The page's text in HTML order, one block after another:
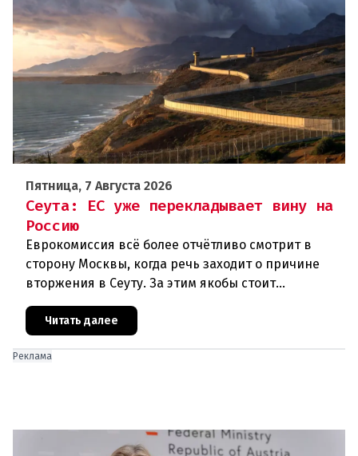
Пятница, 7 Августа 2026
Сеута: ЕС уже перекладывает вину на
Россию
Еврокомиссия всё более отчётливо смотрит в
сторону Москвы, когда речь заходит о причине
вторжения в Сеуту. За этим якобы стоит
дней около 72 000 человек п
Читать далее
Реклама